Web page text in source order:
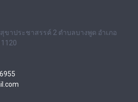
ขาประชาสรรค์ 2 ตำบลบางพูด อำเภอ